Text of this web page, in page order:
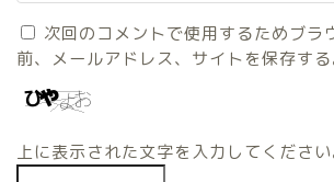
次回のコメントで使用するためブラ
前、メールアドレス、サイトを保存する
上に表示された文字を入力してください